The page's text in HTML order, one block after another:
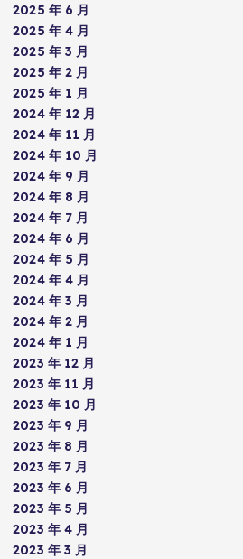
2025 年 6 月
2025 年 4 月
2025 年 3 月
2025 年 2 月
2025 年 1 月
2024 年 12 月
2024 年 11 月
2024 年 10 月
2024 年 9 月
2024 年 8 月
2024 年 7 月
2024 年 6 月
2024 年 5 月
2024 年 4 月
2024 年 3 月
2024 年 2 月
2024 年 1 月
2023 年 12 月
2023 年 11 月
2023 年 10 月
2023 年 9 月
2023 年 8 月
2023 年 7 月
2023 年 6 月
2023 年 5 月
2023 年 4 月
2023 年 3 月